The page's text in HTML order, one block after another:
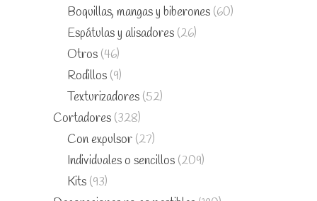
Boquillas, mangas y biberones (60)
Espátulas y alisadores (26)
Otros (46)
Rodillos (9)
Texturizadores (52)
Cortadores (328)
Con expulsor (27)
Individuales o sencillos (209)
Kits (93)